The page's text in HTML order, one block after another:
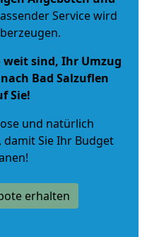
Service wird
weit sind, Ihr Umzug
Bad Salzuflen
Sie!
und natürlich
, damit Sie Ihr Budget
erhalten